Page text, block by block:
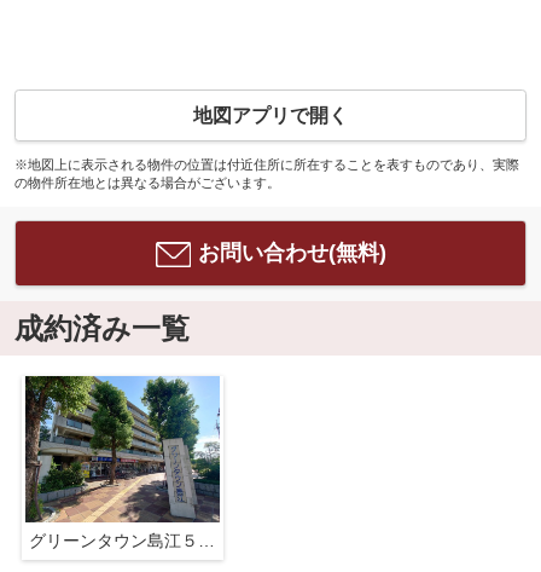
地図アプリで開く
※地図上に表示される物件の位置は付近住所に所在することを表すものであり、実際
の物件所在地とは異なる場合がございます。
お問い合わせ(無料)
成約済み一覧